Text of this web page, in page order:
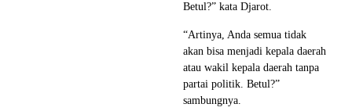
Betul?” kata Djarot.
“Artinya, Anda semua tidak
akan bisa menjadi kepala daerah
atau wakil kepala daerah tanpa
partai politik. Betul?”
sambungnya.